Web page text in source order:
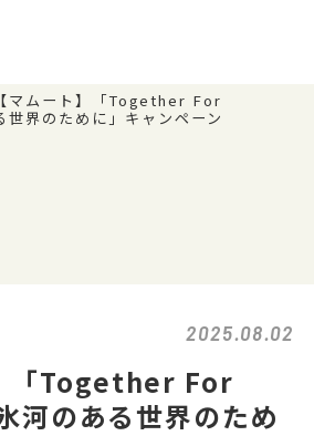
【マムート】「Together For
界のために」キャンペーン
2025.08.02
「Together For
のある世界のため